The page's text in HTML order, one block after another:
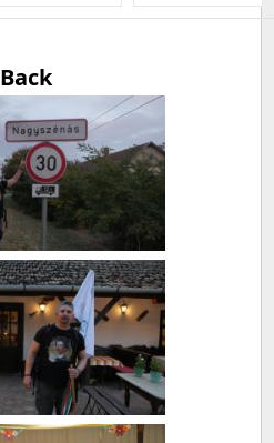
Back